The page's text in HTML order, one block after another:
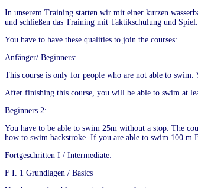
In unserem Training starten wir mit einer kurzen
und schließen das Training mit Taktikschulung und Spiel.
You have to have these qualities to join the courses:
Anfänger/ Beginners:
This course is only for people who are not able to
After finishing this course, you will be able to swim at
Beginners 2:
You have to be able to swim 25m without a stop. The
how to swim backstroke. If you are able to swim 100 m
Fortgeschritten I / Intermediate:
F I. 1 Grundlagen / Basics